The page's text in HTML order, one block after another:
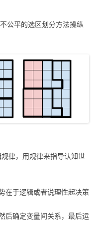
公平的选区划分方法操纵
律，用规律来指导认知世
在于逻辑或者说理性起决策
后确定变量间关系，最后运